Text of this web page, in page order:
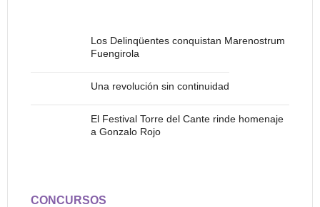
Los Delinqüentes conquistan Marenostrum
Fuengirola
Una revolución sin continuidad
El Festival Torre del Cante rinde homenaje
a Gonzalo Rojo
CONCURSOS